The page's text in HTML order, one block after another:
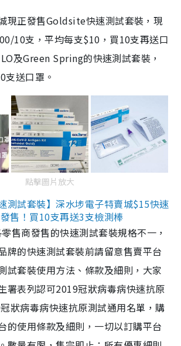
現正發售Goldsite快速測試套裝，現
10支，平均每支$10，買10支再送口
及Green Spring的快速測試套裝，
送口罩。
點擊圖片放大
測試套裝】深水埗電子特賣城$15快速
售！買10支再送3支檢測棒
售商發售的快速測試套裝規格不一，
牌的快速測試套裝前請留意售賣平台
試套裝使用方法、條款及細則，大家
署表列認可2019冠狀病毒病快速抗原
狀病毒病快速抗原測試通用名單，購
的使用條款及細則，一切以訂購平台